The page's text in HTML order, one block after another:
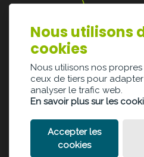
Lazarijstraat 168
3500 Hasselt
POLITIQUE DE
Nous utilisons
cookies
Nous utilisons nos
ceux de tiers pour
analyser le trafic web.
En savoir plus sur les
Accepter les
cookies